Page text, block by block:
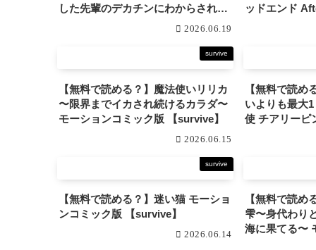
した先輩のデカチンにわからされる
2026.06.19
ッドエンド
survive
【無料で読める？】魔法使いリリカ
〜限界までイカされ続けるカラダ〜
モーションコミック版 【survive】
2026.06.15
【無料で読め
いよりも最大
使 チアリーピンク モーシ
survive
【無料で読める？】迷い猫 モーショ
ンコミック版 【survive】
2026.06.14
【無料で読め
雫〜身代わり
海に果てる〜 モーションコミック版